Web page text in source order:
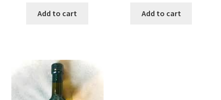
Add to cart Add to cart